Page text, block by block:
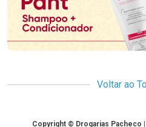
Voltar ao
CopyrightCopyright © Drogarias Pacheco